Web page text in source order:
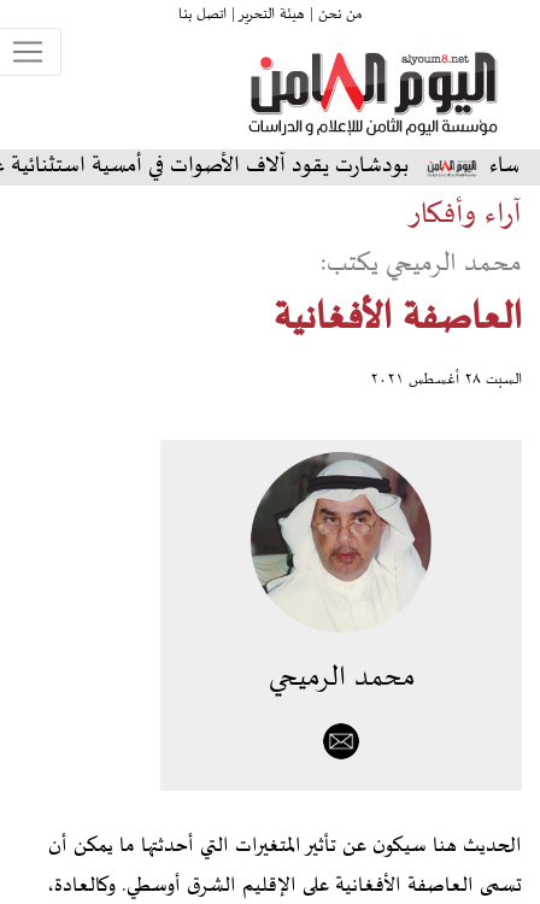
من نحن | هيئة التحرير |اتصل بنا
يقود آلاف الأصوات في أمسية استثنائية على المسرح
آراء وأفكار
محمد الرميحي يكتب:
العاصفة الأفغانية
السبت ٢٨ أغسطس ٢٠٢١
محمد الرميحي
الحديث هنا سيكون عن تأثير المتغيرات التي أحدثتها ما يمكن أن
تسمى العاصفة الأفغانية على الإقليم الشرق أوسطي. وكالعادة،